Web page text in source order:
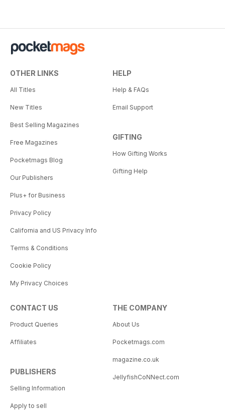
OTHER LINKS
All Titles
New Titles
Best Selling Magazines
Free Magazines
Pocketmags Blog
Our Publishers
Plus+ for Business
Privacy Policy
California and US Privacy Info
Terms & Conditions
Cookie Policy
My Privacy Choices
HELP
Help & FAQs
Email Support
GIFTING
How Gifting Works
Gifting Help
CONTACT US
Product Queries
Affiliates
PUBLISHERS
Selling Information
Apply to sell
THE COMPANY
About Us
Pocketmags.com
magazine.co.uk
JellyfishCoNNect.com